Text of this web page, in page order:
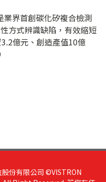
業界首創碳化矽複合檢測
方式辨識缺陷，有效縮短
億元、創造產值10億
份有限公司 ©VISTRON